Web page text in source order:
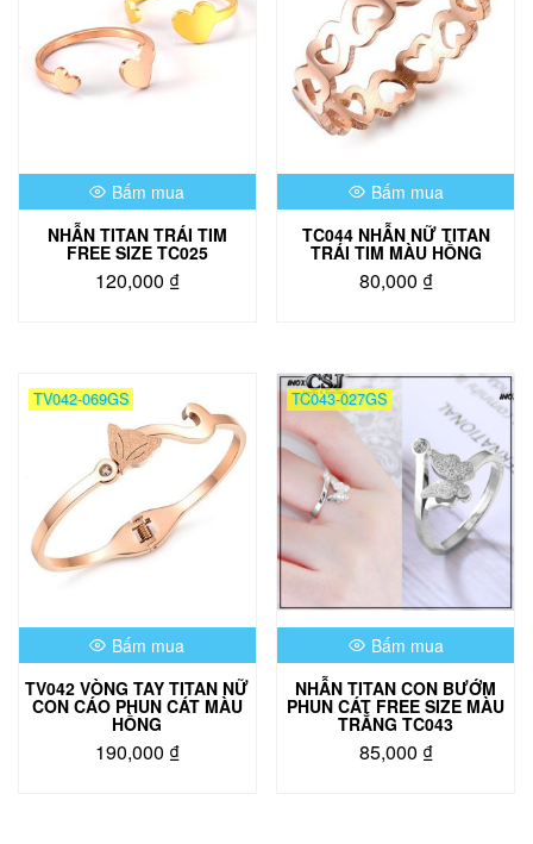
Bấm mua
NHẪN TITAN TRÁI TIM
FREE SIZE TC025
120,000 ₫
Bấm mua
TC044 NHẪN NỮ TITAN
TRÁI TIM MÀU HỒNG
80,000 ₫
có
biến
thể.
Các
tùy
chọn
thể
được
chọn
trên
sản
phẩm
TV042-069GS
Bấm mua
TV042 VÒNG TAY TITAN NỮ
CON CÁO PHUN CÁT MÀU
HỒNG
190,000 ₫
TC043-027GS
Bấm mua
NHẪN TITAN CON BƯỚM
PHUN CÁT FREE SIZE MÀU
TRẮNG TC043
85,000 ₫